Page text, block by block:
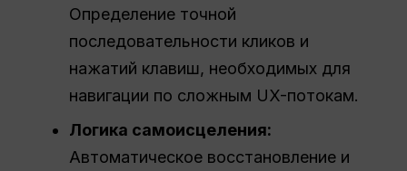
Определение точной
последовательности кликов и
нажатий клавиш, необходимых для
навигации по сложным UX-потокам.
Логика самоисцеления:
Автоматическое восстановление и